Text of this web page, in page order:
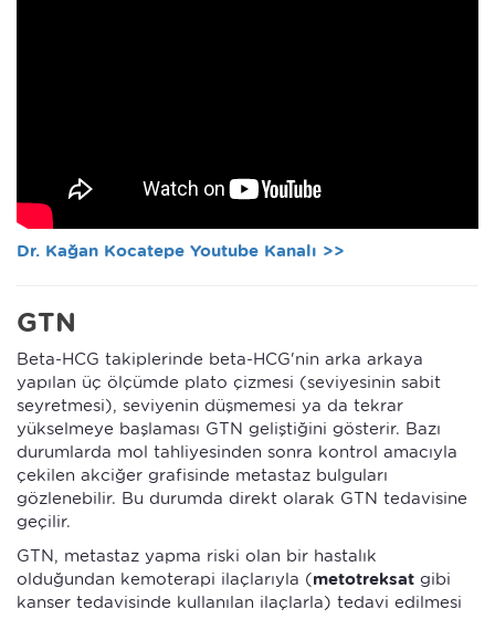
Dr. Kağan Kocatepe Youtube Kanalı >>
GTN
Beta-HCG takiplerinde beta-HCG'nin arka arkaya
yapılan üç ölçümde plato çizmesi (seviyesinin sabit
seyretmesi), seviyenin düşmemesi ya da tekrar
yükselmeye başlaması GTN geliştiğini gösterir. Bazı
durumlarda mol tahliyesinden sonra kontrol amacıyla
çekilen akciğer grafisinde metastaz bulguları
gözlenebilir. Bu durumda direkt olarak GTN tedavisine
geçilir.
GTN, metastaz yapma riski olan bir hastalık
olduğundan kemoterapi ilaçlarıyla (metotreksat gibi
kanser tedavisinde kullanılan ilaçlarla) tedavi edilmesi